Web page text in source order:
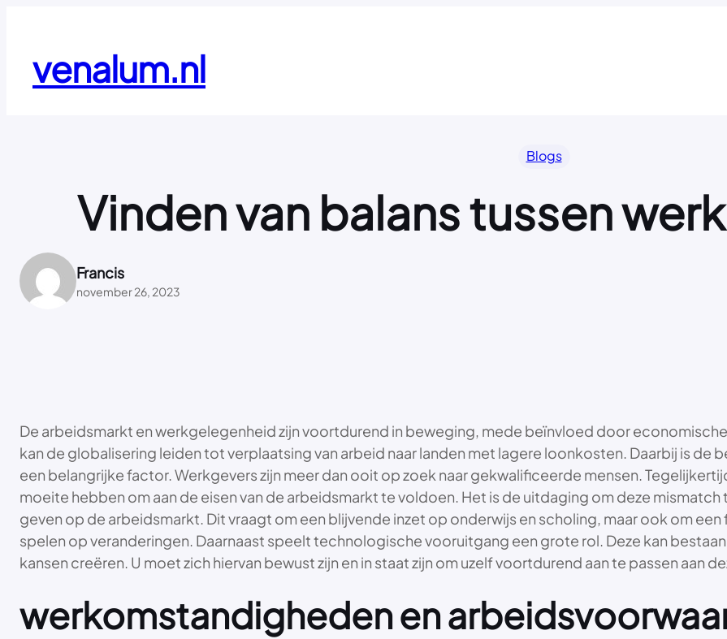
inhoudvenalum.nl
Blogs
Vinden van balans tussen
Francis
november 26, 2023
De arbeidsmarkt en werkgelegenheid zijn voortdurend in beweging, mede beïnvloed door
kan de globalisering leiden tot verplaatsing van arbeid naar landen met lagere loonkosten. Daarbij is
een belangrijke factor. Werkgevers zijn meer dan ooit op zoek naar gekwalificeerde mensen.
moeite hebben om aan de eisen van de arbeidsmarkt te voldoen. Het is de uitdaging om deze mismatch
geven op de arbeidsmarkt. Dit vraagt om een blijvende inzet op onderwijs en scholing, maar ook om
spelen op veranderingen. Daarnaast speelt technologische vooruitgang een grote rol. Deze kan
kansen creëren. U moet zich hiervan bewust zijn en in staat zijn om uzelf voortdurend aan te passen aan
werkomstandigheden en